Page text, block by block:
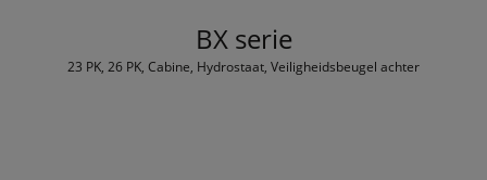
BX serie
23 PK, 26 PK, Cabine, Hydrostaat, Veiligheidsbeugel achter